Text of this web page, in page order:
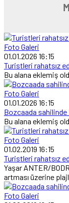
Foto Galeri
01.01.2026 16:15
Turistleri rahatsız
Bu alana eklemiş
Foto Galeri
01.01.2026 16:15
Bozcaada sahilinde
Bu alana eklemiş
Foto Galeri
01.02.2019 16:15
Turistleri rahatsız
Yaşar ANTER/
artması üzerine
Foto Galeri